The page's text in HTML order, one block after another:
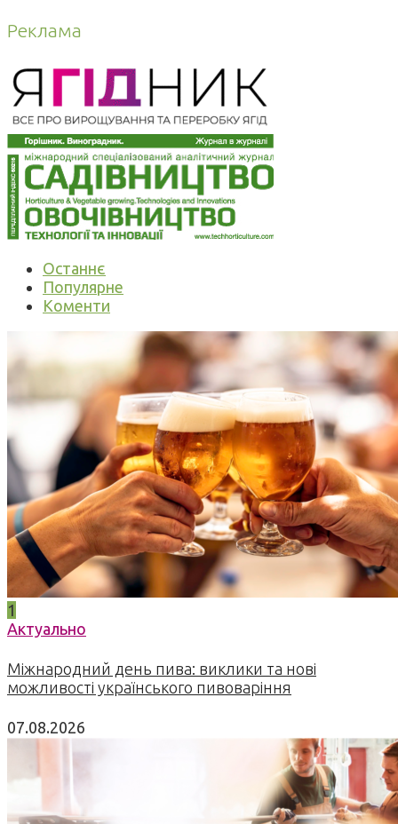
Реклама
Останнє
Популярне
Коменти
1
Актуально
Міжнародний день пива: виклики та нові
можливості українського пивоваріння
07.08.2026